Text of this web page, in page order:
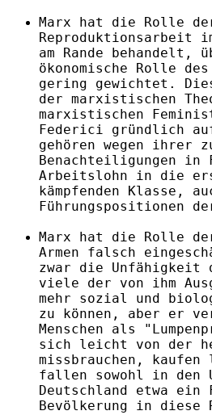
Marx hat die Rolle
Reproduktionsarbeit
am Rande behandelt,
ökonomische Rolle
gering gewichtet.
der marxistischen
marxistischen
Federici gründlich
gehören wegen ihrer
Benachteiligungen in
Arbeitslohn in die
kämpfenden Klasse,
Führungspositionen
Marx hat die Rolle
Armen falsch
zwar die Unfähigkeit
viele der von ihm
mehr sozial und
zu können, aber er
Menschen als
sich leicht von der
missbrauchen, kaufen
fallen sowohl in den
Deutschland etwa
Bevölkerung in diese